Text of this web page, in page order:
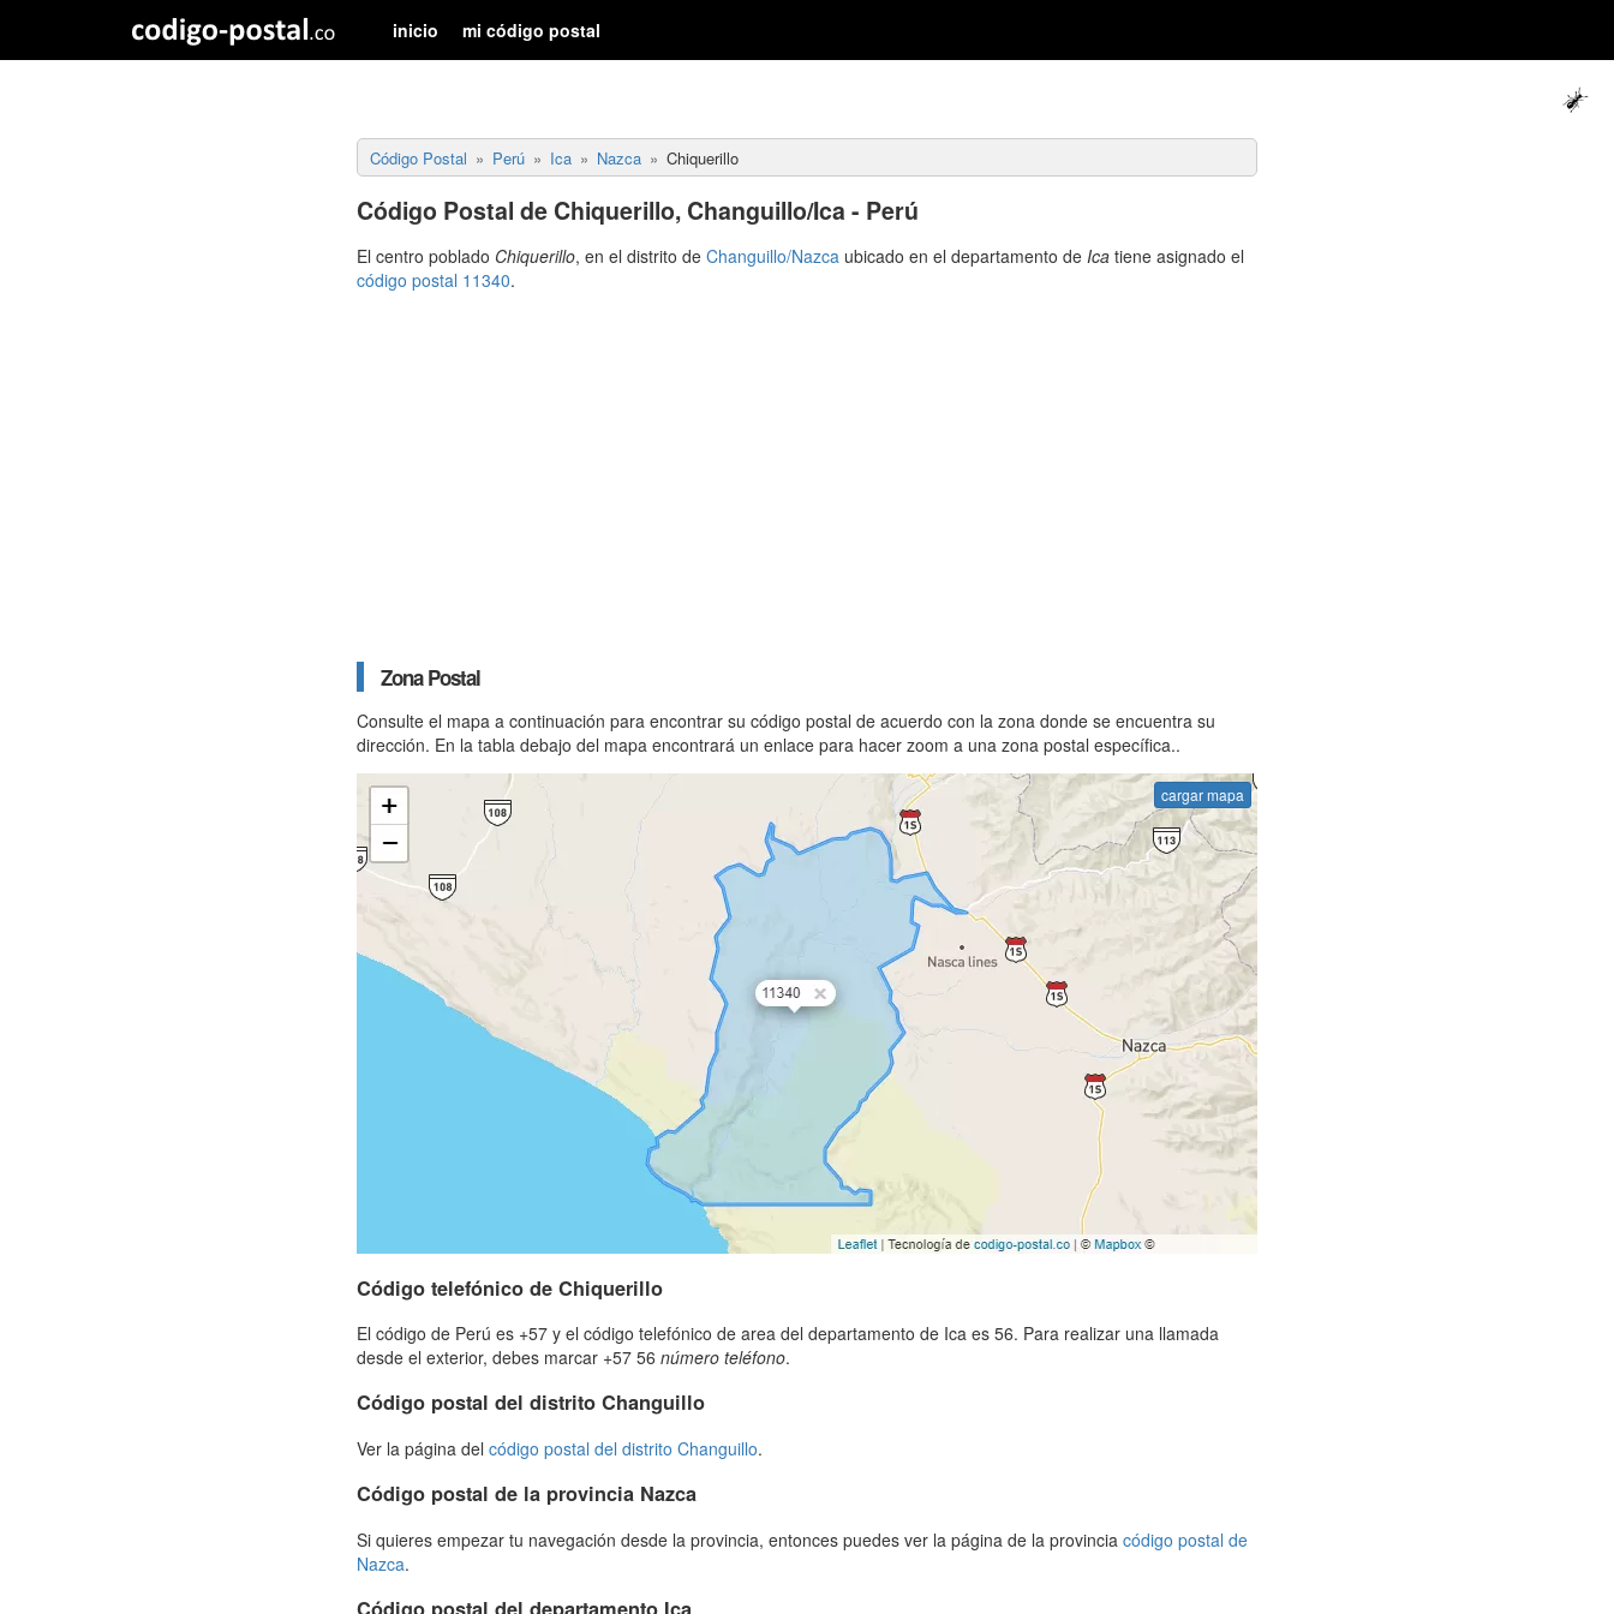
inicio mi código postal
Código Postal Perú Ica Nazca Chiquerillo
Código Postal de Chiquerillo, Changuillo/Ica - Perú
El centro poblado Chiquerillo, en el distrito de Changuillo/Nazca ubicado en el departamento de Ica tiene asignado el
código postal 11340.
Zona Postal
Consulte el mapa a continuación para encontrar su código postal de acuerdo con la zona donde se encuentra su
dirección. En la tabla debajo del mapa encontrará un enlace para hacer zoom a una zona postal específica..
cargar mapa
Código telefónico de Chiquerillo
El código de Perú es +57 y el código telefónico de area del departamento de Ica es 56. Para realizar una llamada
desde el exterior, debes marcar +57 56 número teléfono.
Código postal del distrito Changuillo
Ver la página del código postal del distrito Changuillo.
Código postal de la provincia Nazca
Si quieres empezar tu navegación desde la provincia, entonces puedes ver la página de la provincia código postal de
Nazca.